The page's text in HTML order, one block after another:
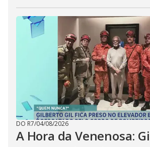
DO R7/04/08/2026
A Hora da Venenosa: